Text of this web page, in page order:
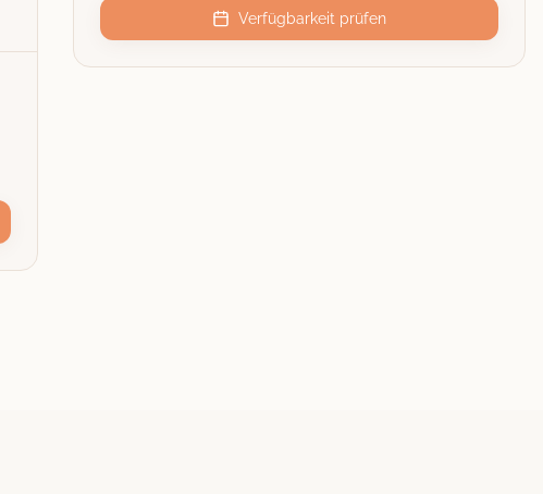
Verfügbarkeit prüfen